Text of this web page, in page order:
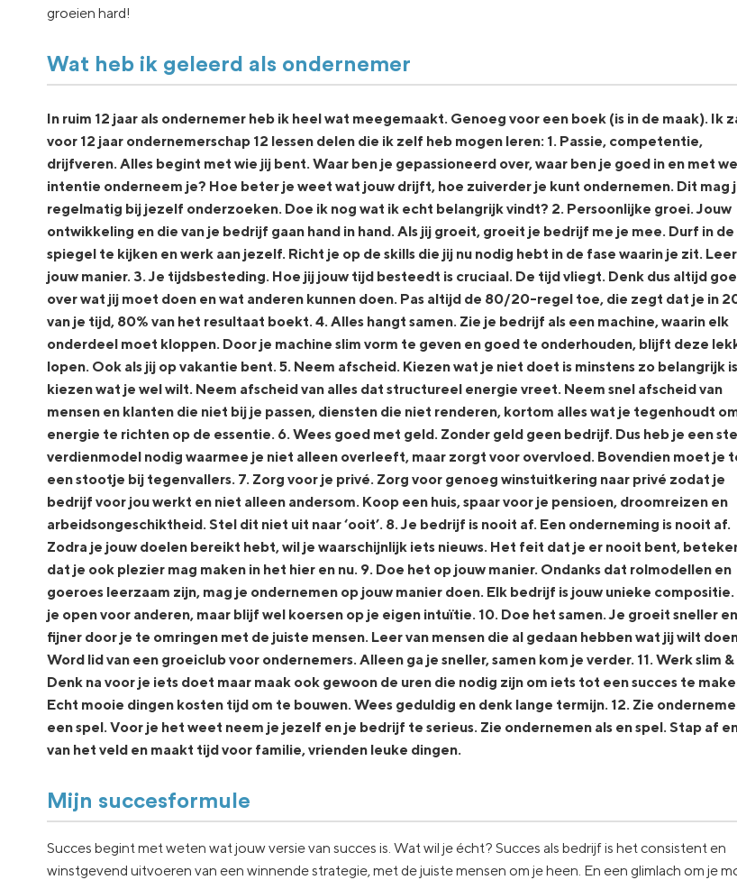
groeien hard!
Wat heb ik geleerd als ondernemer
In ruim 12 jaar als ondernemer heb ik heel wat meegemaakt. Genoeg voor een boek (is in de maak). Ik
voor 12 jaar ondernemerschap 12 lessen delen die ik zelf heb mogen leren: 1. Passie, competentie,
drijfveren. Alles begint met wie jij bent. Waar ben je gepassioneerd over, waar ben je goed in en met
intentie onderneem je? Hoe beter je weet wat jouw drijft, hoe zuiverder je kunt ondernemen. Dit mag
regelmatig bij jezelf onderzoeken. Doe ik nog wat ik echt belangrijk vindt? 2. Persoonlijke groei. Jouw
ontwikkeling en die van je bedrijf gaan hand in hand. Als jij groeit, groeit je bedrijf me je mee. Durf in de
spiegel te kijken en werk aan jezelf. Richt je op de skills die jij nu nodig hebt in de fase waarin je zit.
jouw manier. 3. Je tijdsbesteding. Hoe jij jouw tijd besteedt is cruciaal. De tijd vliegt. Denk dus altijd
over wat jij moet doen en wat anderen kunnen doen. Pas altijd de 80/20-regel toe, die zegt dat je in
van je tijd, 80% van het resultaat boekt. 4. Alles hangt samen. Zie je bedrijf als een machine, waarin elk
onderdeel moet kloppen. Door je machine slim vorm te geven en goed te onderhouden, blijft deze
lopen. Ook als jij op vakantie bent. 5. Neem afscheid. Kiezen wat je niet doet is minstens zo belangrijk is
kiezen wat je wel wilt. Neem afscheid van alles dat structureel energie vreet. Neem snel afscheid van
mensen en klanten die niet bij je passen, diensten die niet renderen, kortom alles wat je tegenhoudt
energie te richten op de essentie. 6. Wees goed met geld. Zonder geld geen bedrijf. Dus heb je een
verdienmodel nodig waarmee je niet alleen overleeft, maar zorgt voor overvloed. Bovendien moet je
een stootje bij tegenvallers. 7. Zorg voor je privé. Zorg voor genoeg winstuitkering naar privé zodat je
bedrijf voor jou werkt en niet alleen andersom. Koop een huis, spaar voor je pensioen, droomreizen en
arbeidsongeschiktheid. Stel dit niet uit naar ‘ooit’. 8. Je bedrijf is nooit af. Een onderneming is nooit af.
Zodra je jouw doelen bereikt hebt, wil je waarschijnlijk iets nieuws. Het feit dat je er nooit bent,
dat je ook plezier mag maken in het hier en nu. 9. Doe het op jouw manier. Ondanks dat rolmodellen en
goeroes leerzaam zijn, mag je ondernemen op jouw manier doen. Elk bedrijf is jouw unieke
je open voor anderen, maar blijf wel koersen op je eigen intuïtie. 10. Doe het samen. Je groeit sneller en
fijner door je te omringen met de juiste mensen. Leer van mensen die al gedaan hebben wat jij wilt
Word lid van een groeiclub voor ondernemers. Alleen ga je sneller, samen kom je verder. 11. Werk slim &
Denk na voor je iets doet maar maak ook gewoon de uren die nodig zijn om iets tot een succes te
Echt mooie dingen kosten tijd om te bouwen. Wees geduldig en denk lange termijn. 12. Zie
een spel. Voor je het weet neem je jezelf en je bedrijf te serieus. Zie ondernemen als en spel. Stap af
van het veld en maakt tijd voor familie, vrienden leuke dingen.
Mijn succesformule
Succes begint met weten wat jouw versie van succes is. Wat wil je écht? Succes als bedrijf is het consistent en
winstgevend uitvoeren van een winnende strategie, met de juiste mensen om je heen. En een glimlach om je